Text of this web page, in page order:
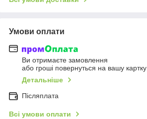
Умови оплати
Ви отримаєте замовлення
або гроші повернуться на вашу картку
Детальніше
Післяплата
Всі умови оплати